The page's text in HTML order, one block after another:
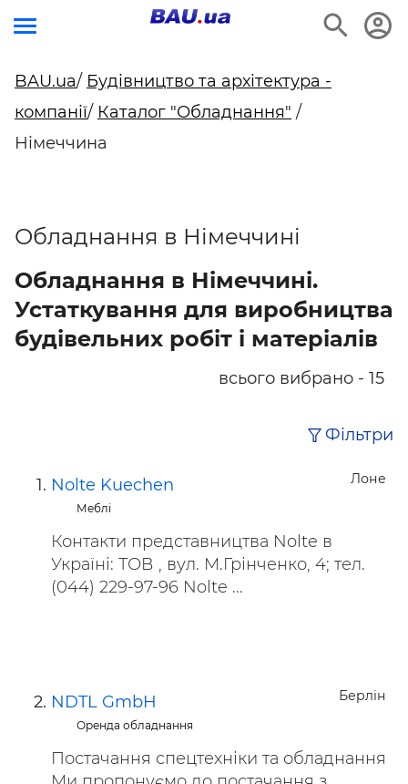
BAU.ua/ Будівництво та архітектура -
компанії/ Каталог "Обладнання" /
Німеччина
Обладнання в Німеччині
Обладнання в Німеччині.
Устаткування для виробництва
будівельних робіт і матеріалів
всього вибрано - 15
Фільтри
Лоне
Nolte Kuechen
Меблі
Контакти представництва Nolte в
Україні: ТОВ , вул. М.Грінченко, 4; тел.
(044) 229-97-96 Nolte ...
Берлін
NDTL GmbH
Оренда обладнання
Постачання спецтехніки та обладнання